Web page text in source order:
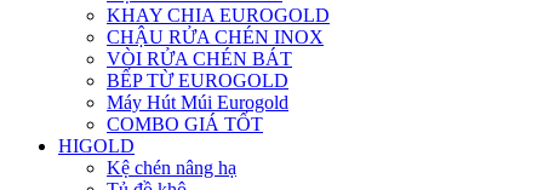
KHAY CHIA EUROGOLD
CHẬU RỬA CHÉN INOX
VÒI RỬA CHÉN BÁT
BẾP TỪ EUROGOLD
Máy Hút Múi Eurogold
COMBO GIÁ TỐT
HIGOLD
Kệ chén nâng hạ